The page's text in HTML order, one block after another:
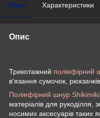
Опис Характеристики
Опис
Трикотажний поліефірний
в'язання сумочок,
Поліефірний шнур
матеріалів для рукоділля,
носимих аксесуарів таких